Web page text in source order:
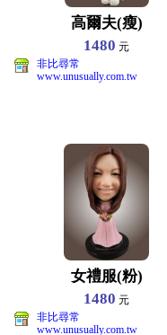
高爾夫(瘦)
1480 元
非比尋常
www.unusually.com.tw
女禮服(粉)
1480 元
非比尋常
www.unusually.com.tw